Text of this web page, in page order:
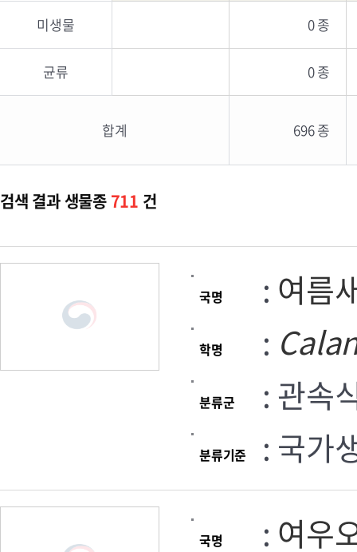
미생물 0 종
균류 0 종
합계 696 종
검색 결과 생물종 711 건
국명 : 여름
학명 :
분류군 : 관속
분류기준 : 국가
국명 : 여우